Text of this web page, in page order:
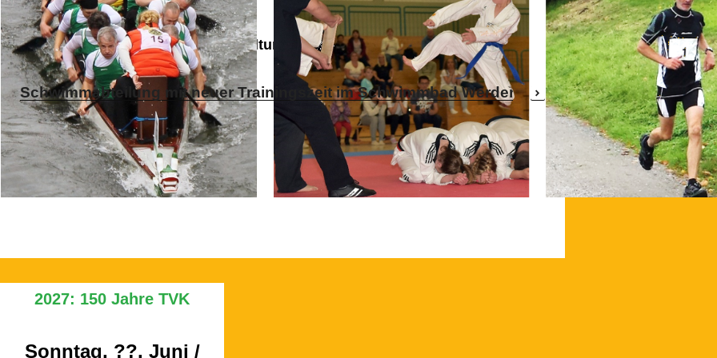
Aktuelle Hinweise, News & Veranstaltungen
Schwimmabteilung mit neuer Trainingszeit im Schwimmbad Werden Wolfgang Stein wird bei
2027: 150 Jahre TVK
Sonntag, ??. Juni /